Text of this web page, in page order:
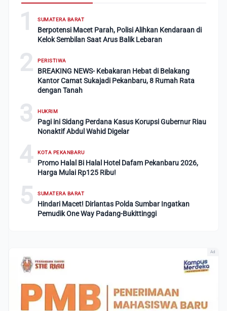
1 SUMATERA BARAT
Berpotensi Macet Parah, Polisi Alihkan Kendaraan di
Kelok Sembilan Saat Arus Balik Lebaran
2 PERISTIWA
BREAKING NEWS- Kebakaran Hebat di Belakang
Kantor Camat Sukajadi Pekanbaru, 8 Rumah Rata
dengan Tanah
3 HUKRIM
Pagi ini Sidang Perdana Kasus Korupsi Gubernur Riau
Nonaktif Abdul Wahid Digelar
4 KOTA PEKANBARU
Promo Halal Bi Halal Hotel Dafam Pekanbaru 2026,
Harga Mulai Rp125 Ribu!
5 SUMATERA BARAT
Hindari Macet! Dirlantas Polda Sumbar Ingatkan
Pemudik One Way Padang-Bukittinggi
Ad